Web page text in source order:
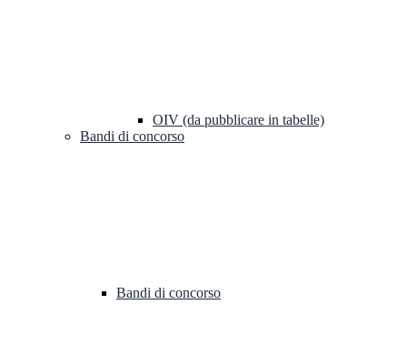
OIV (da pubblicare in tabelle)
Bandi di concorso
Bandi di concorso